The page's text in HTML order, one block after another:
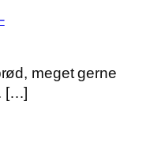
meget gerne
[…]